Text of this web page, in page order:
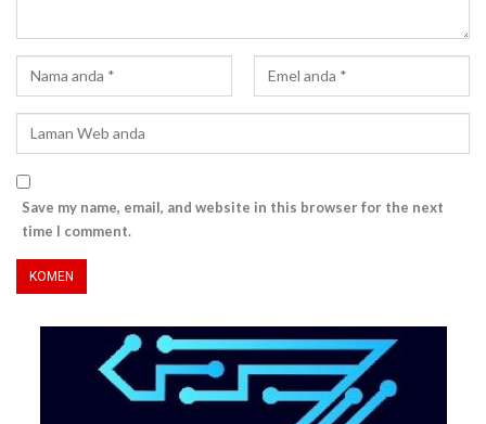
Save my name, email, and website in this browser for the next
time I comment.